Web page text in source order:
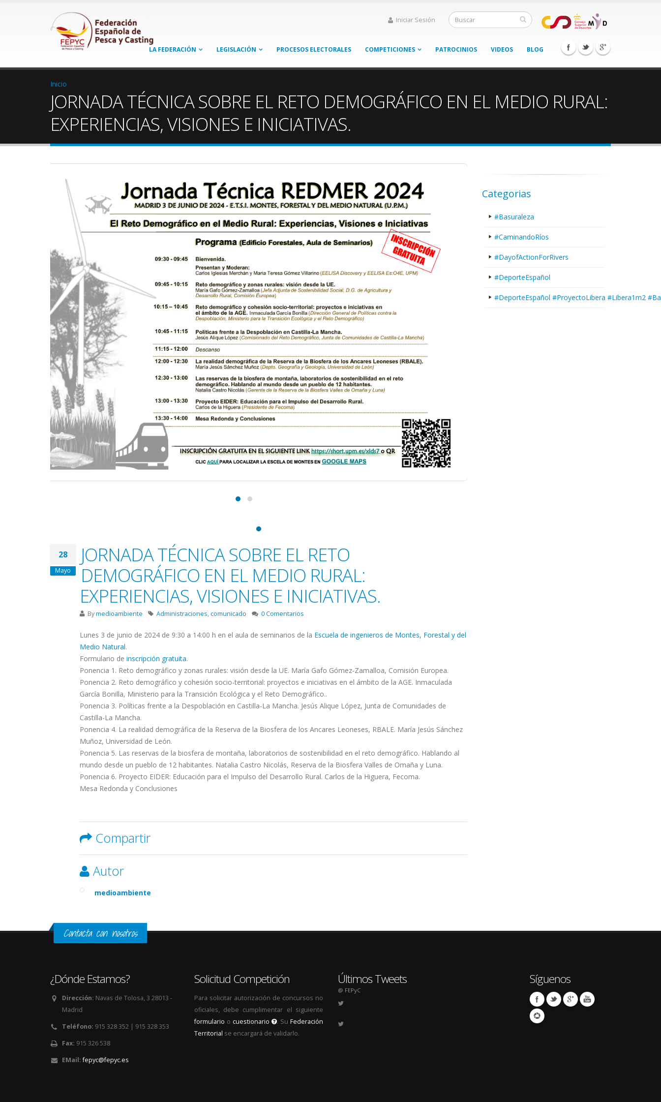
Iniciar Sesión
LA FEDERACIÓN LEGISLACIÓN PROCESOS ELECTORALES COMPETICIONES PATROCINIOS VIDEOS BLOG
Inicio
JORNADA TÉCNICA SOBRE EL RETO DEMOGRÁFICO EN EL MEDIO RURAL:
EXPERIENCIAS, VISIONES E INICIATIVAS.
28
Mayo
JORNADA TÉCNICA SOBRE EL RETO
DEMOGRÁFICO EN EL MEDIO RURAL:
EXPERIENCIAS, VISIONES E INICIATIVAS.
Bymedioambiente Administraciones,comunicado 0 Comentarios
Lunes 3 de junio de 2024 de 9:30 a 14:00 h en el aula de seminarios de la Escuela de ingenieros de Montes, Forestal y del
Medio Natural.
Formulario de inscripción gratuita.
Ponencia 1. Reto demográfico y zonas rurales: visión desde la UE. María Gafo Gómez-Zamalloa, Comisión Europea.
Ponencia 2. Reto demográfico y cohesión socio-territorial: proyectos e iniciativas en el ámbito de la AGE. Inmaculada
García Bonilla, Ministerio para la Transición Ecológica y el Reto Demográfico..
Ponencia 3. Políticas frente a la Despoblación en Castilla-La Mancha. Jesús Alique López, Junta de Comunidades de
Castilla-La Mancha.
Ponencia 4. La realidad demográfica de la Reserva de la Biosfera de los Ancares Leoneses, RBALE. María Jesús Sánchez
Muñoz, Universidad de León.
Ponencia 5. Las reservas de la biosfera de montaña, laboratorios de sostenibilidad en el reto demográfico. Hablando al
mundo desde un pueblo de 12 habitantes. Natalia Castro Nicolás, Reserva de la Biosfera Valles de Omaña y Luna.
Ponencia 6. Proyecto EIDER: Educación para el Impulso del Desarrollo Rural. Carlos de la Higuera, Fecoma.
Mesa Redonda y Conclusiones
Compartir
Autor
medioambiente
Categorias
#Basuraleza
#CaminandoRíos
#DayofActionForRivers
#DeporteEspañol
#DeporteEspañol #ProyectoLibera #Libera1m2
Contacta con nosotros
¿Dónde Estamos?
Dirección: Navas de Tolosa, 3 28013 -
Madrid
Teléfono: 915 328 352 | 915 328 353
Fax: 915 326 538
EMail: fepyc@fepyc.es
Solicitud Competición
Para solicitar autorización de concursos no
oficiales, debe cumplimentar el siguiente
formulario o cuestionario . SuFederación
Territorial se encargará de validarlo.
Últimos Tweets
@ FEPyC
Síguenos